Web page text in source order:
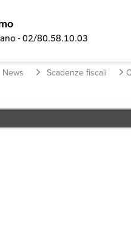
- 02/80.58.10.03
News Scadenze fiscali